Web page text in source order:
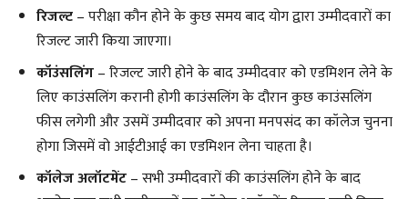
रिजल्ट– परीक्षा कौन होने के कुछ समय बाद योग द्वारा उम्मीदवारों का
रिजल्ट जारी किया जाएगा।
कॉउंसलिंग– रिजल्ट जारी होने के बाद उम्मीदवार को एडमिशन लेने के
लिए काउंसलिंग करानी होगी काउंसलिंग के दौरान कुछ काउंसलिंग
फीस लगेगी और उसमें उम्मीदवार को अपना मनपसंद का कॉलेज चुनना
होगा जिसमें वो आईटीआई का एडमिशन लेना चाहता है।
कॉलेज अलॉटमेंट– सभी उम्मीदवारों की काउंसलिंग होने के बाद